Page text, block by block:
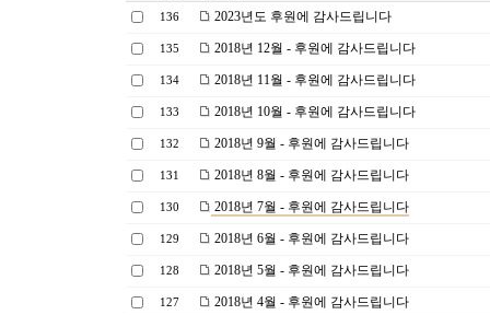
136 2023년도 후원에 감사드립니다
135 2018년 12월 - 후원에 감사드립니다
134 2018년 11월 - 후원에 감사드립니다
133 2018년 10월 - 후원에 감사드립니다
132 2018년 9월 - 후원에 감사드립니다
131 2018년 8월 - 후원에 감사드립니다
130 2018년 7월 - 후원에 감사드립니다
129 2018년 6월 - 후원에 감사드립니다
128 2018년 5월 - 후원에 감사드립니다
127 2018년 4월 - 후원에 감사드립니다